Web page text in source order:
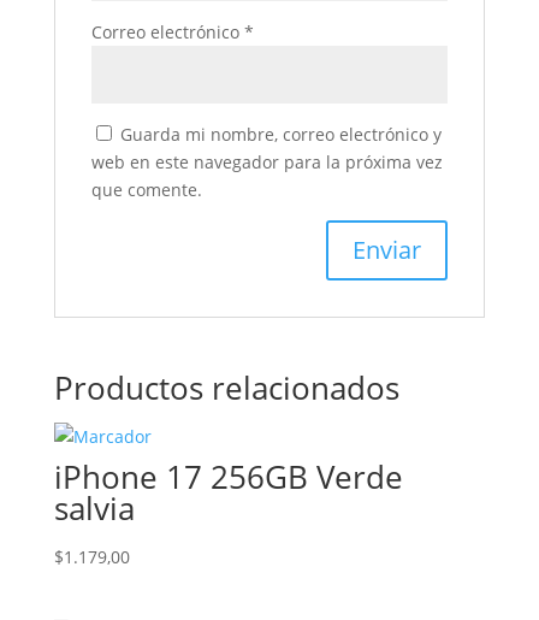
Correo electrónico *
Guarda mi nombre, correo electrónico y
web en este navegador para la próxima vez
que comente.
Productos relacionados
iPhone 17 256GB Verde
salvia
$1.179,00